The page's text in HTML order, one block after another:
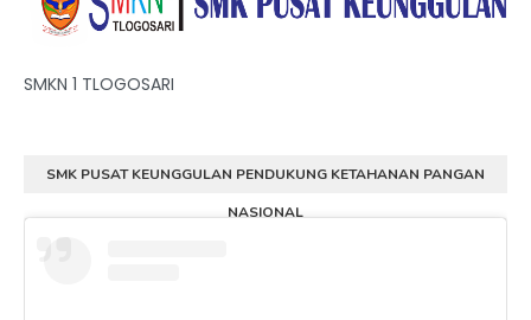
SMKN 1 TLOGOSARI
SMK PUSAT KEUNGGULAN PENDUKUNG KETAHANAN PANGAN
NASIONAL